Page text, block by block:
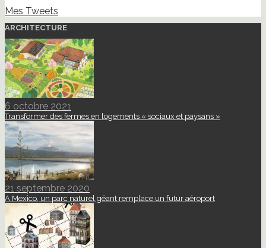
Mes Tweets
ARCHITECTURE
6 octobre 2021
Transformer des fermes en logements « sociaux et paysans »
21 septembre 2020
A Mexico, un parc naturel géant remplace un futur aéroport